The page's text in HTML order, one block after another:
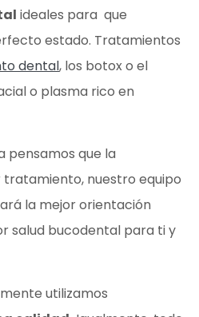
ideales para que
estado. Tratamientos
dental, los botox o el
o plasma rico en
pensamos que la
nuestro equipo
la mejor orientación
salud bucodental para ti y
utilizamos